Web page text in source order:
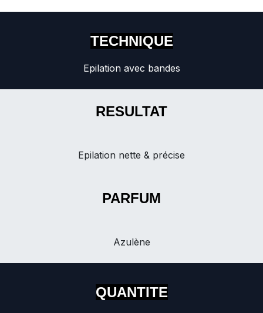
TECHNIQUE
Epilation avec bandes
RESULTAT
Epilation nette & précise
PARFUM
Azulène
QUANTITE